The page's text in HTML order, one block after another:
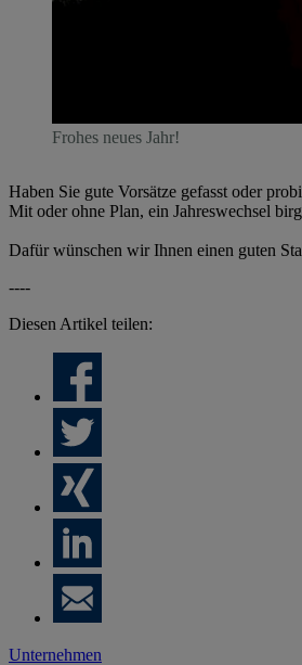
Frohes neues Jahr!
Haben Sie gute Vorsätze gefasst oder
Mit oder ohne Plan, ein Jahreswechsel
Dafür wünschen wir Ihnen einen guten
----
Diesen Artikel teilen:
Unternehmen